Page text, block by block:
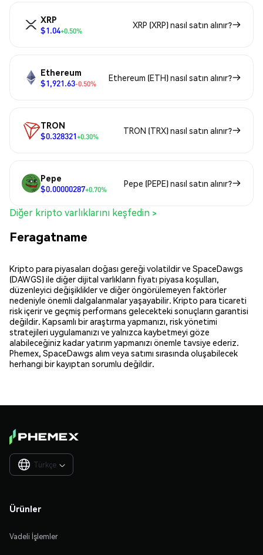
XRP
$1.04+0.50%
XRP (XRP) nasıl satın alınır?
Ethereum
$1,921.63-0.50%
Ethereum (ETH) nasıl satın alınır?
TRON
$0.328321+0.30%
TRON (TRX) nasıl satın alınır?
Pepe
$0.00000287+0.70%
Pepe (PEPE) nasıl satın alınır?
Diğer kripto varlıklarını keşfedin >
Feragatname
Kripto para piyasaları doğası gereği volatildir ve SpaceDawgs
(DAWGS) ile diğer dijital varlıkların fiyatı piyasa koşulları,
düzenleyici değişiklikler ve diğer öngörülemeyen faktörler
nedeniyle önemli dalgalanmalar yaşayabilir. Kripto para ticareti
risk içerir ve geçmiş performans gelecekteki sonuçların garantisi
değildir. Kapsamlı bir araştırma yapmanızı, risk yönetimi
stratejileri uygulamanızı ve yalnızca kaybetmeyi göze
alabileceğiniz kadar yatırım yapmanızı önemle tavsiye ederiz.
Phemex, SpaceDawgs alım veya satımı sırasında oluşabilecek
herhangi bir kayıptan sorumlu değildir.
Türkçe 
Ürünler
Vadeli İşlemler